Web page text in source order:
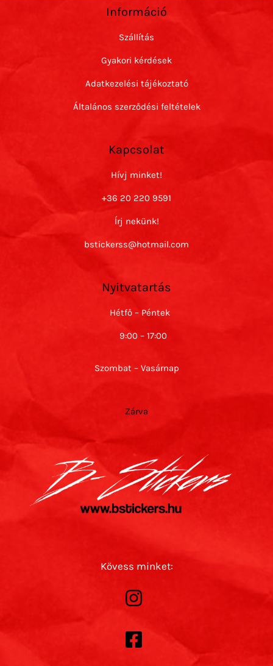
Információ
Szállítás
Gyakori kérdések
Adatkezelési tájékoztató
Általános szerződési feltételek
Kapcsolat
Hívj minket!
+36 20 220 9591
Írj nekünk!
bstickerss@hotmail.com
Nyitvatartás
Hétfő – Péntek
9:00 – 17:00
Szombat – Vasárnap
Zárva
Kövess minket: